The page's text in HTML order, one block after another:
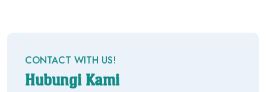
CONTACT WITH US!
Hubungi Kami